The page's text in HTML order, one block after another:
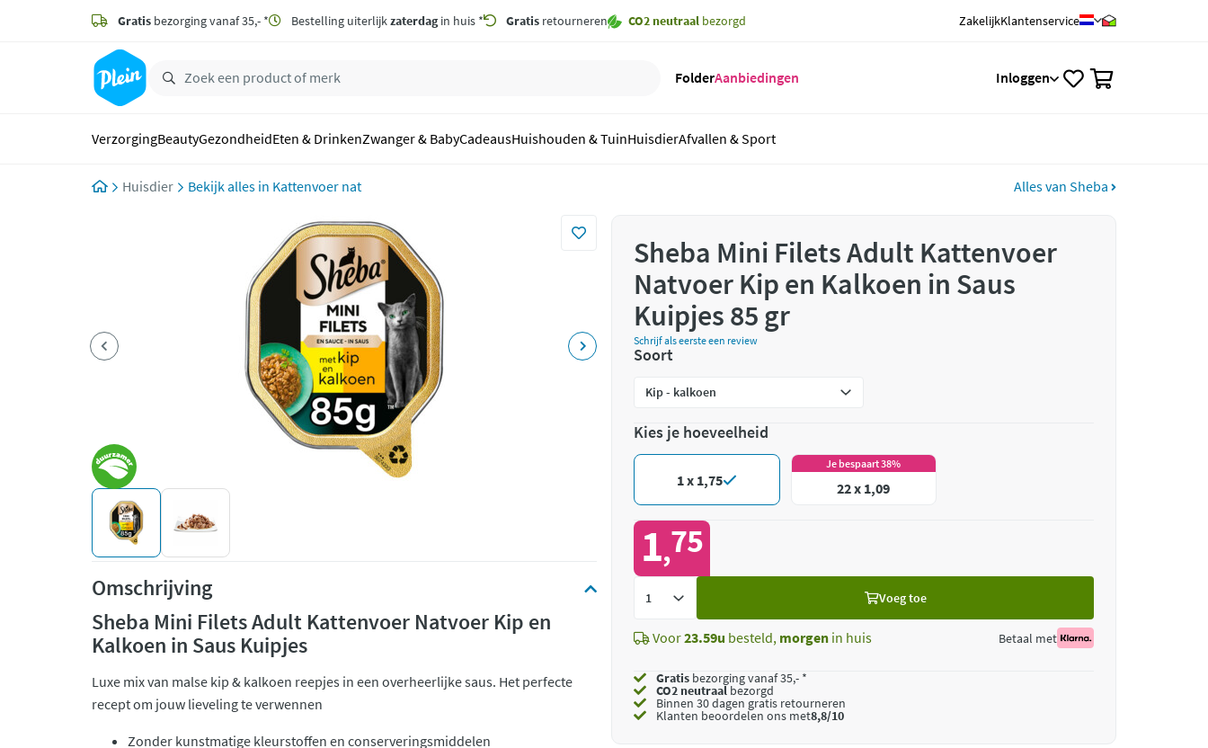
zoeken
hoofdinhoud
Gratis bezorging vanaf 35,- * Bestelling uiterlijkzaterdagin huis * Gratis retourneren CO2 neutraal bezorgd ZakelijkKlantenservice
FolderAanbiedingen Inloggen
VerzorgingBeautyGezondheidEten & DrinkenZwanger & BabyCadeausHuishouden & TuinHuisdierAfvallen & Sport
Huisdier Kattenvoer nat Alles van Sheba
Omschrijving
Sheba Mini Filets Adult Kattenvoer Natvoer Kip en
Kalkoen in Saus Kuipjes
Luxe mix van malse kip & kalkoen reepjes in een overheerlijke saus. Het perfecte
recept om jouw lieveling te verwennen
Zonder kunstmatige kleurstoffen en conserveringsmiddelen
Sheba Mini Filets Adult Kattenvoer
Natvoer Kip en Kalkoen in Saus
Kuipjes 85 gr
Schrijf als eerste een review
Soort
Kies je hoeveelheid
1 x 1,75
Je bespaart 38%
22 x 1,09
1,75
Voeg toe
Voor23.59u besteld, morgen in huis Betaal met
Gratis bezorging vanaf 35,- *
CO2 neutraalbezorgd
Binnen 30 dagen gratis retourneren
Klanten beoordelen ons met8,8/10